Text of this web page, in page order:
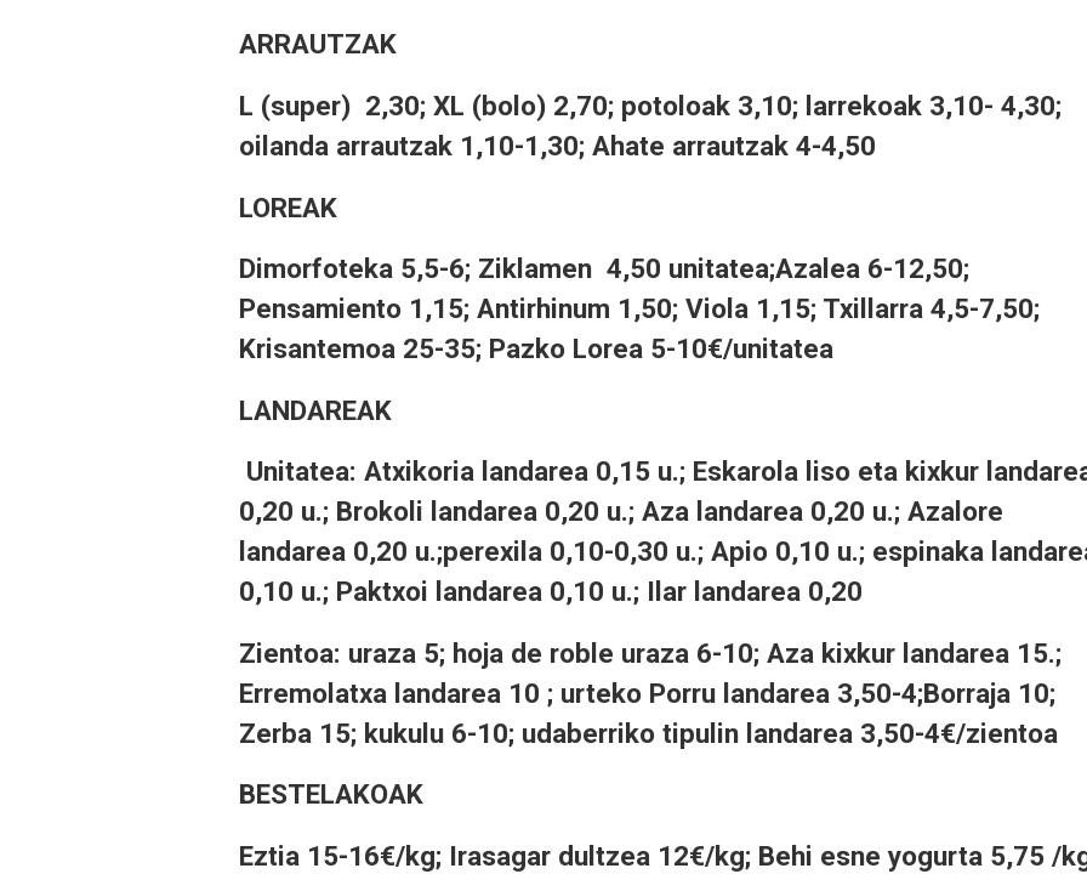
ARRAUTZAK
L (super) 2,30; XL (bolo) 2,70; potoloak 3,10; larrekoak 3,10- 4,30;
oilanda arrautzak 1,10-1,30; Ahate arrautzak 4-4,50
LOREAK
Dimorfoteka 5,5-6; Ziklamen 4,50 unitatea;Azalea 6-12,50;
Pensamiento 1,15; Antirhinum 1,50; Viola 1,15; Txillarra 4,5-7,50;
Krisantemoa 25-35; Pazko Lorea 5-10€/unitatea
LANDAREAK
Unitatea: Atxikoria landarea 0,15 u.; Eskarola liso eta kixkur
0,20 u.; Brokoli landarea 0,20 u.; Aza landarea 0,20 u.; Azalore
landarea 0,20 u.;perexila 0,10-0,30 u.; Apio 0,10 u.; espinaka
0,10 u.; Paktxoi landarea 0,10 u.; Ilar landarea 0,20
Zientoa: uraza 5; hoja de roble uraza 6-10; Aza kixkur landarea 15.;
Erremolatxa landarea 10 ; urteko Porru landarea 3,50-4;Borraja 10;
Zerba 15; kukulu 6-10; udaberriko tipulin landarea 3,50-4€/zientoa
BESTELAKOAK
Eztia 15-16€/kg; Irasagar dultzea 12€/kg; Behi esne yogurta 5,75 /